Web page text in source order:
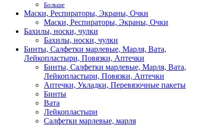
Больше
Маски, Респираторы, Экраны, Очки
Маски, Респираторы, Экраны, Очки
Бахилы, носки, чулки
Бахилы, носки, чулки
Бинты, Салфетки марлевые, Марля, Вата,
Лейкопластыри, Повязки, Аптечки
Бинты, Салфетки марлевые, Марля, Вата,
Лейкопластыри, Повязки, Аптечки
Аптечки, Укладки, Перевязочные пакеты
Бинты
Вата
Лейкопластыри
Салфетки марлевые, марля